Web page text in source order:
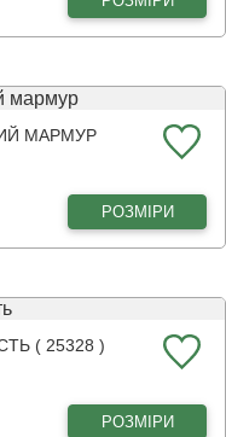
МАРМУР
РОЗМІРИ
( 25328 )
РОЗМІРИ